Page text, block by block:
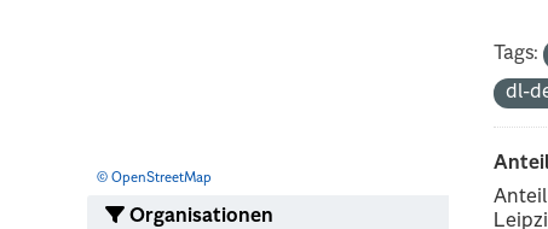
© OpenStreetMap
Organisationen
Tags:
dl-